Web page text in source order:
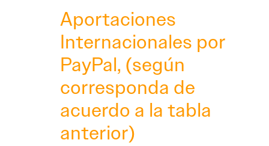
Aportaciones
Internacionales por
PayPal, (según
corresponda de
acuerdo a la tabla
anterior)